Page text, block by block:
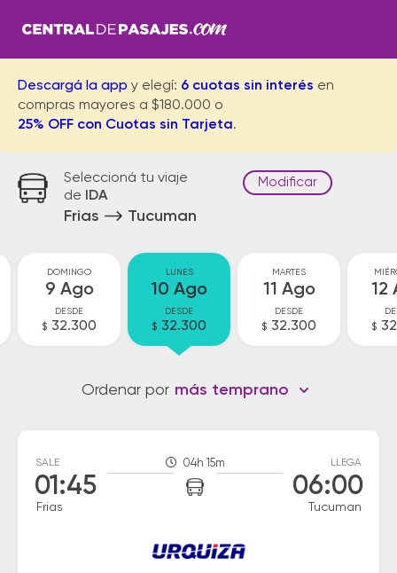
Descargá la app y elegí: 6 cuotas sin interés en
compras mayores a $180.000 o
25% OFF con Cuotas sin Tarjeta.
Seleccioná tu viaje
de
IDA
Frias Tucuman
Modificar
DOMINGO
9 Ago
DESDE
$ 32.300
LUNES
10 Ago
DESDE
$ 32.300
MARTES
11 Ago
DESDE
$ 32.300
12
$
Ordenar por más temprano
SALE
01:45
Frias
04h 15m LLEGA
06:00
Tucuman